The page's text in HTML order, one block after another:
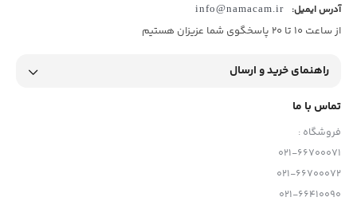
آدرس ایمیل: info@namacam.ir
از ساعت 10 تا 20 پاسخگوی شما عزیزان هستیم
راهنمای خرید و ارسال
تماس با ما
فروشگاه :
021-66700071
021-66700072
021-66410090